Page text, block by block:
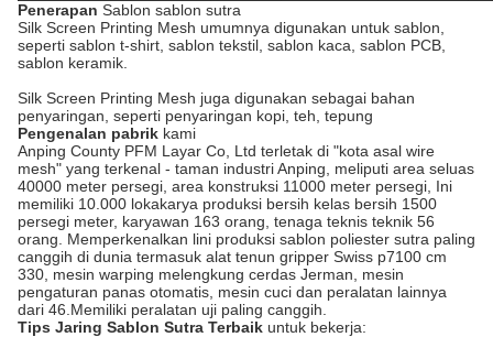
Penerapan Sablon sablon sutra
Silk Screen Printing Mesh umumnya digunakan untuk sablon,
seperti sablon t-shirt, sablon tekstil, sablon kaca, sablon PCB,
sablon keramik.
Silk Screen Printing Mesh juga digunakan sebagai bahan
penyaringan, seperti penyaringan kopi, teh, tepung
Pengenalan pabrik kami
Anping County PFM Layar Co, Ltd terletak di "kota asal wire
mesh" yang terkenal - taman industri Anping, meliputi area seluas
40000 meter persegi, area konstruksi 11000 meter persegi, Ini
memiliki 10.000 lokakarya produksi bersih kelas bersih 1500
persegi meter, karyawan 163 orang, tenaga teknis teknik 56
orang. Memperkenalkan lini produksi sablon poliester sutra paling
canggih di dunia termasuk alat tenun gripper Swiss p7100 cm
330, mesin warping melengkung cerdas Jerman, mesin
pengaturan panas otomatis, mesin cuci dan peralatan lainnya
dari 46.Memiliki peralatan uji paling canggih.
Tips Jaring Sablon Sutra Terbaik untuk bekerja: